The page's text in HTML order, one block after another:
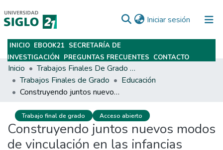
Iniciar sesión (current)
Subir
INICIO EBOOK21 SECRETARÍA DE
INVESTIGACIÓN PREGUNTAS FRECUENTES CONTACTO
Inicio
Trabajos Finales De Grado Y Posgrado
Trabajos Finales de Grado
Educación
Construyendo juntos nuevos modos de vinculación en las infancias
Trabajo final de grado Acceso abierto
Construyendo juntos nuevos modos
de vinculación en las infancias